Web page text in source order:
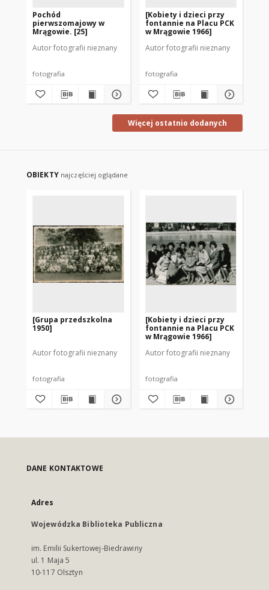
Pochód
pierwszomajowy w
Mrągowie. [25]
Autor fotografii nieznany
fotografia
[Kobiety i dzieci przy
fontannie na Placu PCK
w Mrągowie 1966]
Autor fotografii nieznany
fotografia
Więcej ostatnio dodanych
OBIEKTY najczęściej oglądane
[Grupa przedszkolna
1950]
Autor fotografii nieznany
fotografia
[Kobiety i dzieci przy
fontannie na Placu PCK
w Mrągowie 1966]
Autor fotografii nieznany
fotografia
DANE KONTAKTOWE
Adres
Wojewódzka Biblioteka Publiczna
im. Emilii Sukertowej-Biedrawiny
ul. 1 Maja 5
10-117 Olsztyn